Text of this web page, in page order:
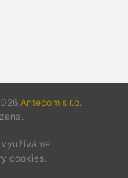
Antecom s.r.o.
využíváme
cookies.